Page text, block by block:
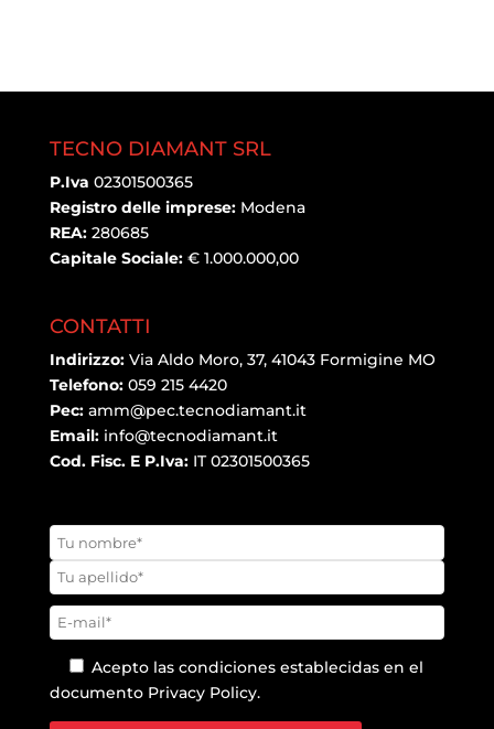
TECNO DIAMANT SRL
P.Iva 02301500365
Registro delle imprese:Modena
REA:280685
Capitale Sociale: € 1.000.000,00
CONTATTI
Indirizzo: Via Aldo Moro, 37, 41043 Formigine MO
Telefono: 059 215 4420
Pec: amm@pec.tecnodiamant.it
Email: info@tecnodiamant.it
Cod. Fisc. E P.Iva:IT 02301500365
Acepto las condiciones establecidas en el
documento Privacy Policy.